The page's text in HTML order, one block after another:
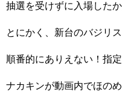
抽選を受けずに入場した
とにかく、新台のバジリ
順番的にありえない！指
ナカキンが動画内でほのめ